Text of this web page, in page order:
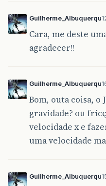
Guilherme_Albuquerqu
Cara, me deste
agradecer!!
Guilherme_Albuquerqu
Bom, outa coisa, o
gravidade? ou
velocidade x e
uma velocidade
Guilherme_Albuquerqu